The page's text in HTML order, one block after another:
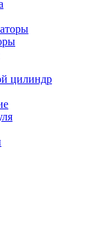
цилиндр